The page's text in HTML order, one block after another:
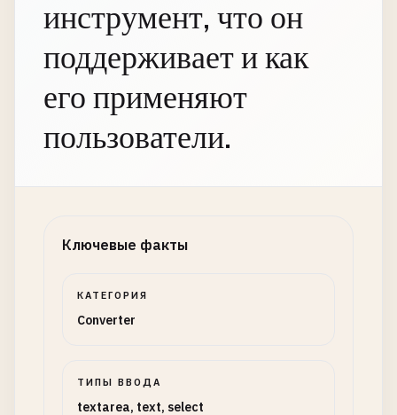
инструмент, что он
поддерживает и как
его применяют
пользователи.
Ключевые факты
КАТЕГОРИЯ
Converter
ТИПЫ ВВОДА
textarea, text, select